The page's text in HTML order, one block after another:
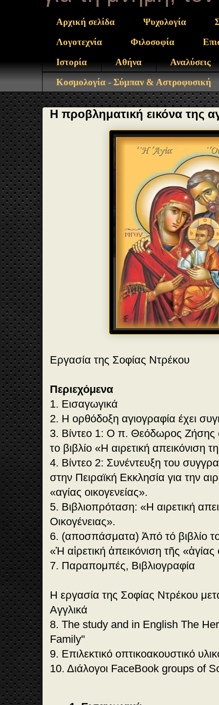
Αρχική σελίδα Ψυχολογία
Λογοτεχνία
Φιλοσοφία
Ιστορία
Αθήνα
Αναλύσεις
Κοσμολογία - Σύμπαν & Αστροφυσική
Η προβληματική εικόνα της
Εργασία της Σοφίας Ντρέκου
Περιεχόμενα
1. Εισαγωγικά
2. Η ορθόδοξη αγιογραφία έχει
3. Βίντεο 1: Ο π. Θεόδωρος Ζήσης
το βιβλίο «Η αιρετική απεικόνιση
4. Βίντεο 2: Συνέντευξη του
στην Πειραϊκή Εκκλησία για την
«αγίας οικογενείας».
5. Βιβλιοπρόταση: «Η αιρετική
Οικογένειας».
6. (αποσπάσματα) Ἀπό τό βιβλίο
«Ἡ αἱρετική ἀπεικόνιση τῆς «ἁγίας
7. Παραπομπές, Βιβλιογραφία
Η εργασία της Σοφίας Ντρέκου
Αγγλικά
8. The study and in English The
Family"
9. Επιλεκτικό οπτικοακουστικό
10. Διάλογοι FaceBook groups of